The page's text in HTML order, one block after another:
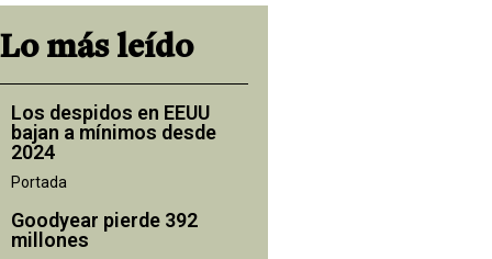
Lo más leído
Los despidos en EEUU
bajan a mínimos desde
2024
Portada
Goodyear pierde 392
millones